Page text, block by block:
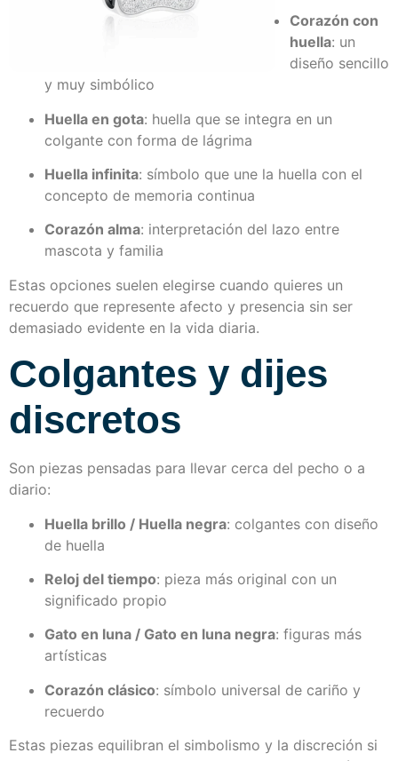
Corazón con
huella: un
diseño sencillo
y muy simbólico
Huella en gota: huella que se integra en un
colgante con forma de lágrima
Huella infinita: símbolo que une la huella con el
concepto de memoria continua
Corazón alma: interpretación del lazo entre
mascota y familia
Estas opciones suelen elegirse cuando quieres un
recuerdo que represente afecto y presencia sin ser
demasiado evidente en la vida diaria.
Colgantes y dijes
discretos
Son piezas pensadas para llevar cerca del pecho o a
diario:
Huella brillo / Huella negra: colgantes con diseño
de huella
Reloj del tiempo: pieza más original con un
significado propio
Gato en luna / Gato en luna negra: figuras más
artísticas
Corazón clásico: símbolo universal de cariño y
recuerdo
Estas piezas equilibran el simbolismo y la discreción si